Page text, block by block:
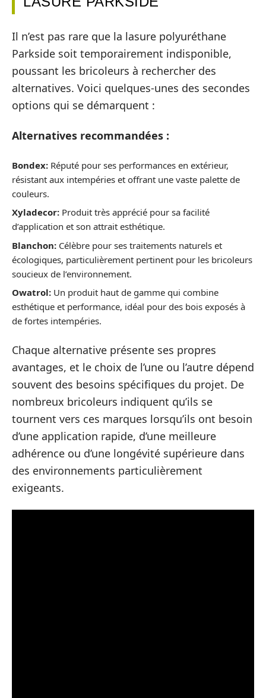
Il n’est pas rare que la lasure polyuréthane
Parkside soit temporairement indisponible,
poussant les bricoleurs à rechercher des
alternatives. Voici quelques-unes des secondes
options qui se démarquent :
Alternatives recommandées :
Bondex: Réputé pour ses performances en extérieur,
résistant aux intempéries et offrant une vaste palette de
couleurs.
Xyladecor: Produit très apprécié pour sa facilité
d’application et son attrait esthétique.
Blanchon: Célèbre pour ses traitements naturels et
écologiques, particulièrement pertinent pour les bricoleurs
soucieux de l’environnement.
Owatrol: Un produit haut de gamme qui combine
esthétique et performance, idéal pour des bois exposés à
de fortes intempéries.
Chaque alternative présente ses propres
avantages, et le choix de l’une ou l’autre dépend
souvent des besoins spécifiques du projet. De
nombreux bricoleurs indiquent qu’ils se
tournent vers ces marques lorsqu’ils ont besoin
d’une application rapide, d’une meilleure
adhérence ou d’une longévité supérieure dans
des environnements particulièrement
exigeants.